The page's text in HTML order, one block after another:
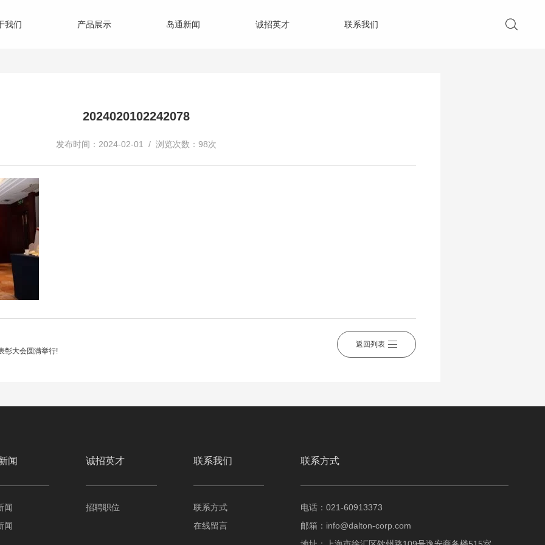
我们 产品展示 岛通新闻 诚招英才 联系我们
2024020102242078
发布时间：2024-02-01 / 浏览次数：98次
彰大会圆满举行!
返回列表
闻
闻
闻
诚招英才
招聘职位
联系我们
联系方式
在线留言
联系方式
电话：021-60913373
邮箱： info@dalton-corp.com